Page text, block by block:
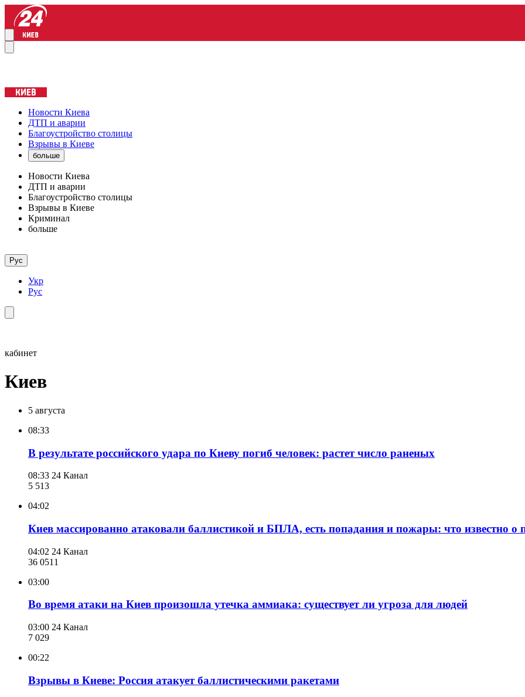
Новости Киева
ДТП и аварии
Благоустройство столицы
Взрывы в Киеве
больше
Новости Киева
ДТП и аварии
Благоустройство столицы
Взрывы в Киеве
Криминал
больше
Рус
Укр
Рус
кабинет
Киев
5 августа
08:33
В результате российского удара по Киеву погиб человек: растет число раненых
08:33 24 Канал
5 513
04:02
Киев массированно атаковали баллистикой и БПЛА, есть попадания и пожары: что известно о
04:02 24 Канал
36 051 1
03:00
Во время атаки на Киев произошла утечка аммиака: существует ли угроза для людей
03:00 24 Канал
7 029
00:22
Взрывы в Киеве: Россия атакует баллистическими ракетами